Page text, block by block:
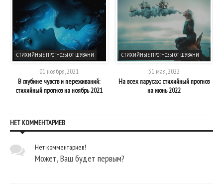
СТИХИЙНЫЕ ПРОГНОЗЫ ОТ ШУВАНИ
01 ноября, 2021
В глубине чувств и переживаний:
стихийный прогноз на ноябрь 2021
СТИХИЙНЫЕ ПРОГНОЗЫ ОТ ШУВАНИ
31 мая, 2022
На всех парусах: стихийный прогноз
на июнь 2022
НЕТ КОММЕНТАРИЕВ
Нет комментариев!
Может, Ваш будет первым?